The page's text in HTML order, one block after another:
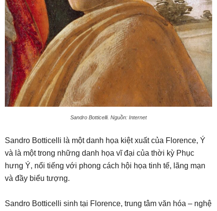
Sandro Botticelli. Nguồn: Internet
Sandro Botticelli là một danh họa kiệt xuất của Florence, Ý
và là một trong những danh họa vĩ đại của thời kỳ Phục
hưng Ý, nổi tiếng với phong cách hội họa tinh tế, lãng mạn
và đầy biểu tượng.
Sandro Botticelli sinh tại Florence, trung tâm văn hóa – nghệ